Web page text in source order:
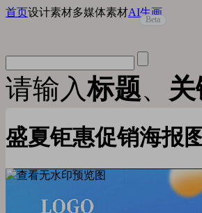
首页设计素材多媒体素材AI生画
Beta
请输入标题、 关
盛夏钜惠促销海报